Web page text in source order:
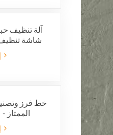
آلة تنظيف
شاشة تنظيف
للأرز،
خط فرز
الممتاز
منتجك